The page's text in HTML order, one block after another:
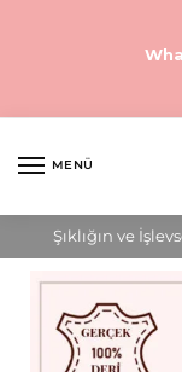
MENÜ
Şıklığın ve